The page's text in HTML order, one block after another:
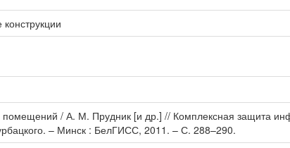
помещений / А. М. Прудник [и др.] // Комплексная защита
– Минск : БелГИСС, 2011. – С. 288–290.